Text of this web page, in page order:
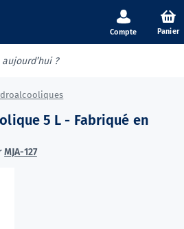
Panier
5 L - Fabriqué en
MJA-127